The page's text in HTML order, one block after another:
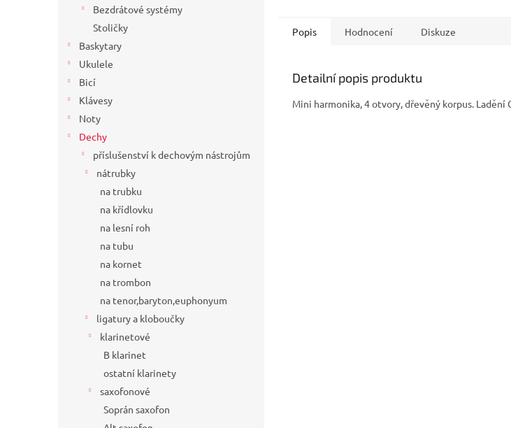
Bezdrátové systémy
Stoličky
Baskytary
Ukulele
Bicí
Klávesy
Noty
Dechy
příslušenství k dechovým nástrojům
nátrubky
na trubku
na křídlovku
na lesní roh
na tubu
na kornet
na trombon
na tenor,baryton,euphonyum
ligatury a kloboučky
klarinetové
B klarinet
ostatní klarinety
saxofonové
Soprán saxofon
Popis Hodnocení Diskuze
Detailní popis produktu
Mini harmonika, 4 otvory, dřevěný korpus. Ladění